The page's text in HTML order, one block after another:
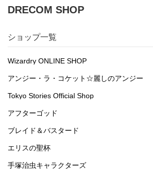
DRECOM SHOP
ショップ一覧
Wizardry ONLINE SHOP
アンジー・ラ・コケット☆麗しのアンジー
Tokyo Stories Official Shop
アフターゴッド
ブレイド＆バスタード
エリスの聖杯
手塚治虫キャラクターズ